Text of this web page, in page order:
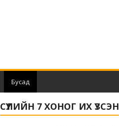
Бусад
СҮҮЛИЙН 7 ХОНОГ ИХ ҮЗСЭН